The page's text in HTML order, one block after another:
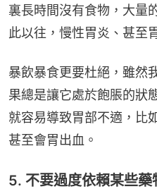
裏長時間沒有食物，大量
此以往，慢性胃炎、甚至
暴飲暴食更要杜絕，雖然
果總是讓它處於飽脹的狀
就容易導致胃部不適，比
甚至會胃出血。
5. 不要過度依賴某些藥